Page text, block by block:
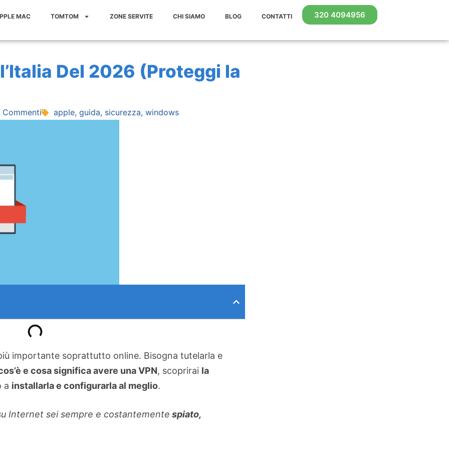
MAC TOMTOM ZONE SERVITE CHI SIAMO BLOG CONTATTI 320 4094956
Del 2026 (Proteggi la
Commenti apple, guida, sicurezza, windows
importante soprattutto online. Bisogna tutelarla e
e cosa significa avere una VPN, scoprirai la
a installarla e configurarla al meglio.
Internet sei sempre e costantemente spiato,